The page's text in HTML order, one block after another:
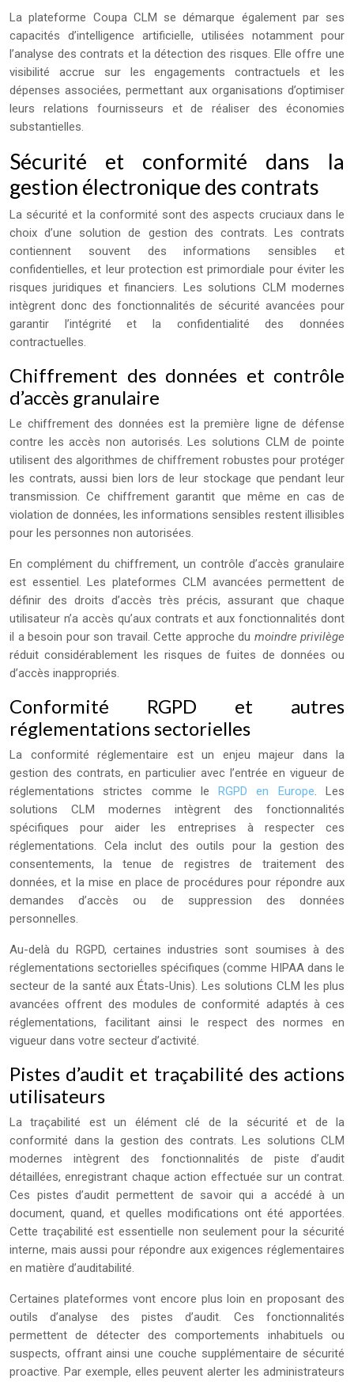
La plateforme Coupa CLM se démarque également par ses
capacités d’intelligence artificielle, utilisées notamment pour
l’analyse des contrats et la détection des risques. Elle offre une
visibilité accrue sur les engagements contractuels et les
dépenses associées, permettant aux organisations d’optimiser
leurs relations fournisseurs et de réaliser des économies
substantielles.
Sécurité et conformité dans la
gestion électronique des contrats
La sécurité et la conformité sont des aspects cruciaux dans le
choix d’une solution de gestion des contrats. Les contrats
contiennent souvent des informations sensibles et
confidentielles, et leur protection est primordiale pour éviter les
risques juridiques et financiers. Les solutions CLM modernes
intègrent donc des fonctionnalités de sécurité avancées pour
garantir l’intégrité et la confidentialité des données
contractuelles.
Chiffrement des données et contrôle
d’accès granulaire
Le chiffrement des données est la première ligne de défense
contre les accès non autorisés. Les solutions CLM de pointe
utilisent des algorithmes de chiffrement robustes pour protéger
les contrats, aussi bien lors de leur stockage que pendant leur
transmission. Ce chiffrement garantit que même en cas de
violation de données, les informations sensibles restent illisibles
pour les personnes non autorisées.
En complément du chiffrement, un contrôle d’accès granulaire
est essentiel. Les plateformes CLM avancées permettent de
définir des droits d’accès très précis, assurant que chaque
utilisateur n’a accès qu’aux contrats et aux fonctionnalités dont
il a besoin pour son travail. Cette approche du moindre privilège
réduit considérablement les risques de fuites de données ou
d’accès inappropriés.
Conformité RGPD et autres
réglementations sectorielles
La conformité réglementaire est un enjeu majeur dans la
gestion des contrats, en particulier avec l’entrée en vigueur de
réglementations strictes comme leRGPD en Europe. Les
solutions CLM modernes intègrent des fonctionnalités
spécifiques pour aider les entreprises à respecter ces
réglementations. Cela inclut des outils pour la gestion des
consentements, la tenue de registres de traitement des
données, et la mise en place de procédures pour répondre aux
demandes d’accès ou de suppression des données
personnelles.
Au-delà du RGPD, certaines industries sont soumises à des
réglementations sectorielles spécifiques (comme HIPAA dans le
secteur de la santé aux États-Unis). Les solutions CLM les plus
avancées offrent des modules de conformité adaptés à ces
réglementations, facilitant ainsi le respect des normes en
vigueur dans votre secteur d’activité.
Pistes d’audit et traçabilité des actions
utilisateurs
La traçabilité est un élément clé de la sécurité et de la
conformité dans la gestion des contrats. Les solutions CLM
modernes intègrent des fonctionnalités de piste d’audit
détaillées, enregistrant chaque action effectuée sur un contrat.
Ces pistes d’audit permettent de savoir qui a accédé à un
document, quand, et quelles modifications ont été apportées.
Cette traçabilité est essentielle non seulement pour la sécurité
interne, mais aussi pour répondre aux exigences réglementaires
en matière d’auditabilité.
Certaines plateformes vont encore plus loin en proposant des
outils d’analyse des pistes d’audit. Ces fonctionnalités
permettent de détecter des comportements inhabituels ou
suspects, offrant ainsi une couche supplémentaire de sécurité
proactive. Par exemple, elles peuvent alerter les administrateurs